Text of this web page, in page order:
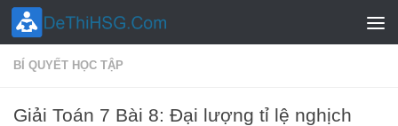
Skip to content
BÍ QUYẾT HỌC TẬP
Giải Toán 7 Bài 8: Đại lượng tỉ lệ nghịch